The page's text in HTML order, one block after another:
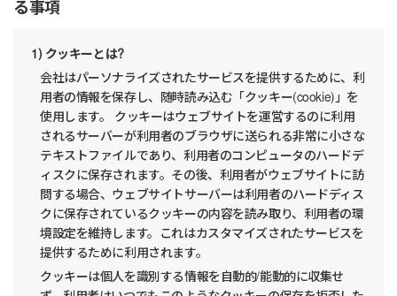
る事項
1) クッキーとは?
会社はパーソナライズされたサービスを提供するために、利
用者の情報を保存し、随時読み込む「クッキー(cookie)」を
使用します。 クッキーはウェブサイトを運営するのに利用
されるサーバーが利用者のブラウザに送られる非常に小さな
テキストファイルであり、利用者のコンピュータのハードデ
ィスクに保存されます。その後、利用者がウェブサイトに訪
問する場合、ウェブサイトサーバーは利用者のハードディス
クに保存されているクッキーの内容を読み取り、利用者の環
境設定を維持します。これはカスタマイズされたサービスを
提供するために利用されます。
クッキーは個人を識別する情報を自動的/能動的に収集せ